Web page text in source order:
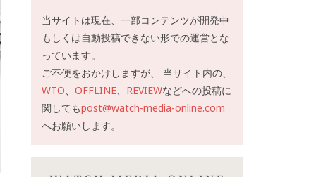
当サイトは現在、一部コンテンツが開発中
もしくは自動投稿できない形での運営とな
っています。
ご不便をおかけしますが、 当サイト内の、
WTO
OFFLINE REVIEWなどへの投稿に
関してもpost@watch-media-online.com
へお願いします。